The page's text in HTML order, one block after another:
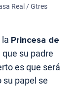
Real / Gtres
Princesa de
su padre
es que será
su papel se